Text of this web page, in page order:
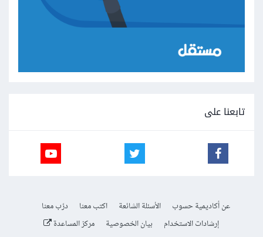
تابعنا على
عن أكاديمية حسوب الأسئلة الشائعة اكتب معنا
درّب معنا
إرشادات الاستخدام
بيان الخصوصية مركز المساعدة